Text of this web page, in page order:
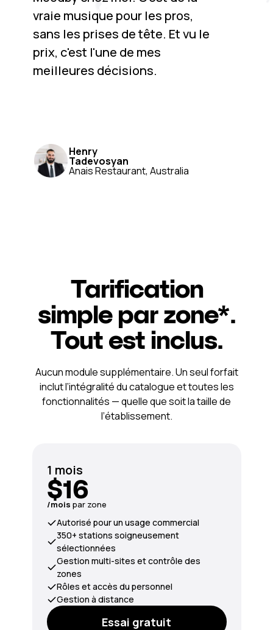
vraie musique pour les pros,
sans les prises de tête. Et vu le
prix, c'est l'une de mes
meilleures décisions.
Henry
Tadevosyan
Anais Restaurant, Australia
Tarification
simple par zone*.
Tout est inclus.
1 mois
$16
/mois par zone
Autorisé pour un usage commercial
350+ stations soigneusement
sélectionnées
Gestion multi-sites et contrôle des
zones
Rôles et accès du personnel
Gestion à distance
Essai gratuit
Aucun module supplémentaire. Un seul forfait
inclut l’intégralité du catalogue et toutes les
fonctionnalités — quelle que soit la taille de
l’établissement.